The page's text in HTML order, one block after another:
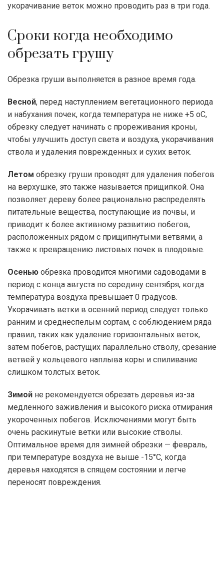
укорачивание веток можно проводить раз в три года.
Сроки когда необходимо
обрезать грушу
Обрезка груши выполняется в разное время года.
Весной, перед наступлением вегетационного периода
и набухания почек, когда температура не ниже +5 оС,
обрезку следует начинать с прореживания кроны,
чтобы улучшить доступ света и воздуха, укорачивания
ствола и удаления поврежденных и сухих веток.
Летом обрезку груши проводят для удаления побегов
на верхушке, это также называется прищипкой. Она
позволяет дереву более рационально распределять
питательные вещества, поступающие из почвы, и
приводит к более активному развитию побегов,
расположенных рядом с прищипнутыми ветвями, а
также к превращению листовых почек в плодовые.
Осенью обрезка проводится многими садоводами в
период с конца августа по середину сентября, когда
температура воздуха превышает 0 градусов.
Укорачивать ветки в осенний период следует только
ранним и среднеспелым сортам, с соблюдением ряда
правил, таких как удаление горизонтальных веток,
затем побегов, растущих параллельно стволу, срезание
ветвей у кольцевого наплыва коры и спиливание
слишком толстых веток.
Зимой не рекомендуется обрезать деревья из-за
медленного заживления и высокого риска отмирания
укороченных побегов. Исключениями могут быть
очень раскинутые ветки или высокие стволы.
Оптимальное время для зимней обрезки — февраль,
при температуре воздуха не выше -15°C, когда
деревья находятся в спящем состоянии и легче
переносят повреждения.